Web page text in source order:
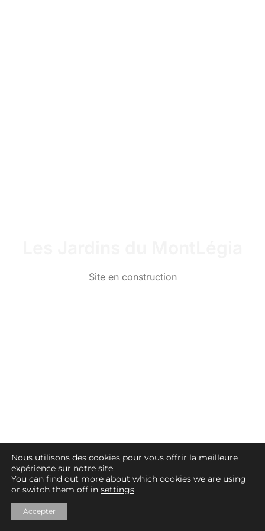
Site en construction
Nous utilisons des cookies pour vous offrir la meilleure
expérience sur notre site.
You can find out more about which cookies we are using
or switch them off in settings.
Accepter